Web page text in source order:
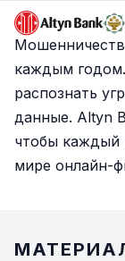
Спецпроект
Узнать
каждым
распознать
данные. Altyn
чтобы каждый
мире онлайн-